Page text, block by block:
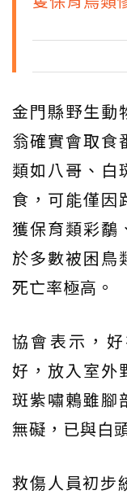
金門縣野生動
翁確實會取食
類如八哥、白
食，可能僅因
獲保育類彩鷸
於多數被困鳥
死亡率極高。
協會表示，
好，放入室外
斑紫嘯鶇雖腳
無礙，已與白
救傷人員初步